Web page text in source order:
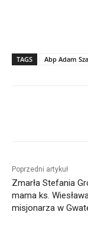
TAGS Abp Adam
Poprzedni artykuł
Zmarła Stefania
mama ks.
misjonarza w